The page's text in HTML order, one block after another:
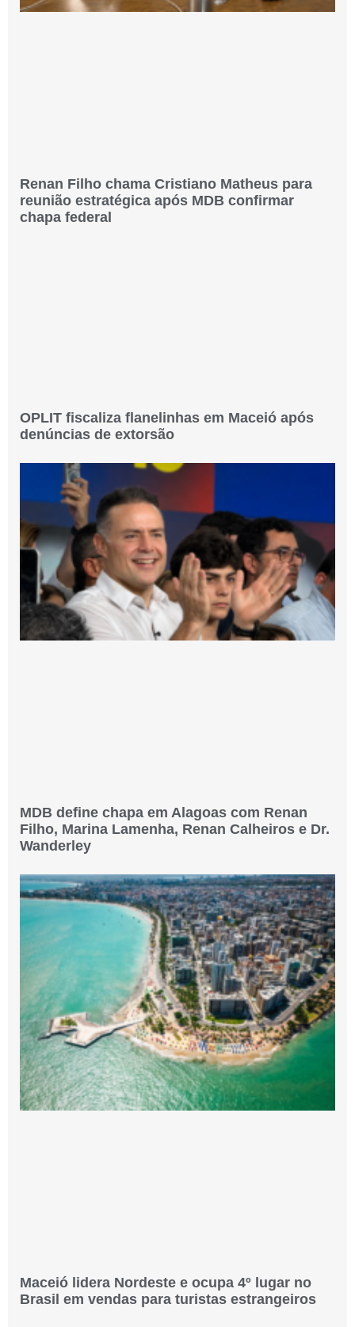
Renan Filho chama Cristiano Matheus para
reunião estratégica após MDB confirmar
chapa federal
OPLIT fiscaliza flanelinhas em Maceió após
denúncias de extorsão
MDB define chapa em Alagoas com Renan
Filho, Marina Lamenha, Renan Calheiros e Dr.
Wanderley
Maceió lidera Nordeste e ocupa 4º lugar no
Brasil em vendas para turistas estrangeiros